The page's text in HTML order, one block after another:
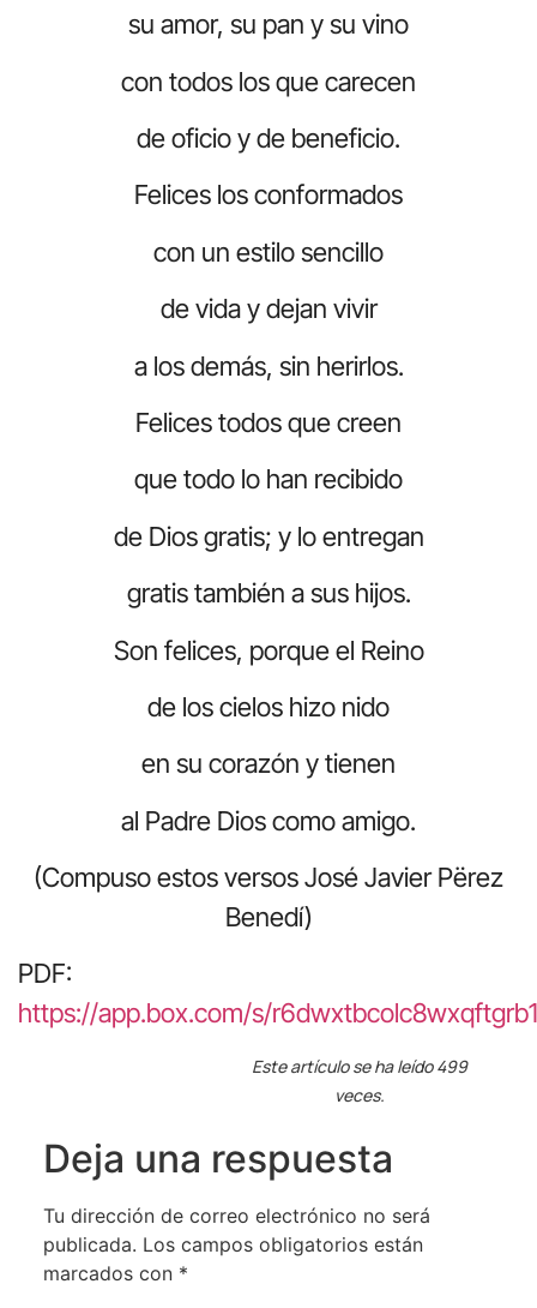
su amor, su pan y su vino
con todos los que carecen
de oficio y de beneficio.
Felices los conformados
con un estilo sencillo
de vida y dejan vivir
a los demás, sin herirlos.
Felices todos que creen
que todo lo han recibido
de Dios gratis; y lo entregan
gratis también a sus hijos.
Son felices, porque el Reino
de los cielos hizo nido
en su corazón y tienen
al Padre Dios como amigo.
(Compuso estos versos José Javier Përez
Benedí)
PDF:
https://app.box.com/s/
Este artículo se ha leído 499
veces.
Deja una respuesta
Tu dirección de correo electrónico no será
publicada. Los campos obligatorios están
marcados con *